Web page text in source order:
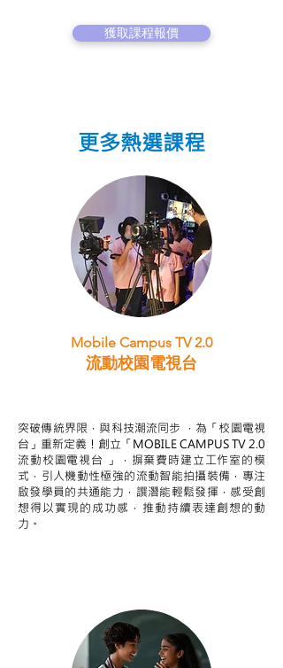
獲取課程報價
更多熱選課程
Mobile Campus TV 2.0
流動校園電視台
突破傳統界限，與科技潮流同步 ，為「校園電視
台」重新定義！創立「MOBILE CAMPUS TV 2.0
流動校園電視台 」，摒棄費時建立工作室的模
式，引人機動性極強的流動智能拍攝裝備，專注
啟發學員的共通能力，譔潛能輕鬆發揮，感受創
想得以實現的成功感，推動持續表達創想的動
力。